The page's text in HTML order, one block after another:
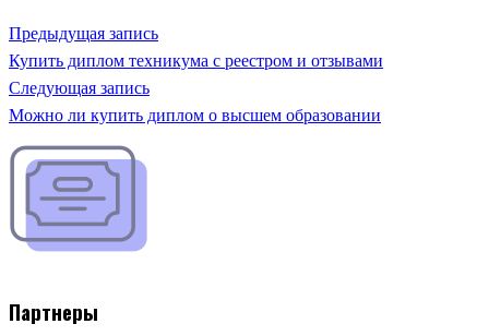
Предыдущая запись
Купить диплом техникума с реестром и отзывами
Следующая запись
Можно ли купить диплом о высшем образовании
Партнеры